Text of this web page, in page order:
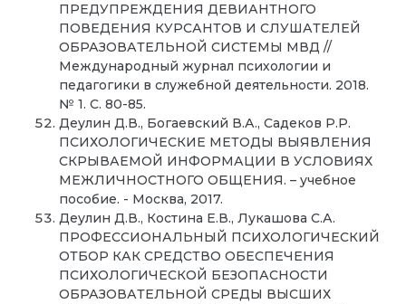
ПРЕДУПРЕЖДЕНИЯ ДЕВИАНТНОГО
ПОВЕДЕНИЯ КУРСАНТОВ И СЛУШАТЕЛЕЙ
ОБРАЗОВАТЕЛЬНОЙ СИСТЕМЫ МВД //
Международный журнал психологии и
педагогики в служебной деятельности. 2018.
№ 1. С. 80-85.
Деулин Д.В., Богаевский В.А., Садеков Р.Р.
ПСИХОЛОГИЧЕСКИЕ МЕТОДЫ ВЫЯВЛЕНИЯ
СКРЫВАЕМОЙ ИНФОРМАЦИИ В УСЛОВИЯХ
МЕЖЛИЧНОСТНОГО ОБЩЕНИЯ. – учебное
пособие. - Москва, 2017.
Деулин Д.В., Костина Е.В., Лукашова С.А.
ПРОФЕССИОНАЛЬНЫЙ ПСИХОЛОГИЧЕСКИЙ
ОТБОР КАК СРЕДСТВО ОБЕСПЕЧЕНИЯ
ПСИХОЛОГИЧЕСКОЙ БЕЗОПАСНОСТИ
ОБРАЗОВАТЕЛЬНОЙ СРЕДЫ ВЫСШИХ